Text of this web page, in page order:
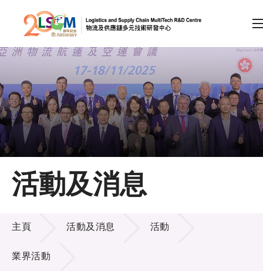
跳到內容（按回車鍵）
會員登入
A A EN 繁 简
主頁
關於LSCM
技術商品化
項目及資助計劃
活動及消息
活動及消息
主頁 活動及消息 活動
業界活動